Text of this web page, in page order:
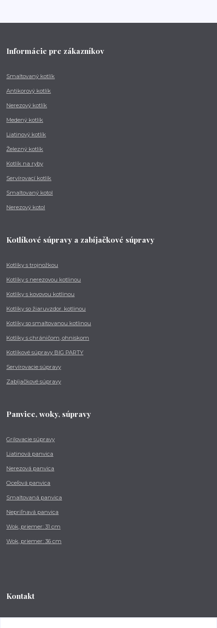
Informácie pre zákazníkov
Smaltovaný kotlík
Antikorový kotlík
Nerezový kotlík
Medený kotlík
Liatinový kotlík
Železný kotlík
Kotlík na ryby
Servírovací kotlík
Smaltovaný kotol
Nerezový kotol
Kotlíkové súpravy a zabíjačkové súpravy
Kotlíky s trojnožkou
Kotlíky s nerezovou kotlinou
Kotlíky s kovovou kotlinou
Kotlíky so žiaruvzdor. kotlinou
Kotlíky so smaltovanou kotlinou
Kotlíky s chráničom, ohniskom
Kotlíkové súpravy BIG PARTY
Servírovacie súpravy
Zabíjačkové súpravy
Panvice, woky, súpravy
Grilovacie súpravy
Liatinová panvica
Nerezová panvica
Oceľová panvica
Smaltovaná panvica
Nepriľnavá panvica
Wok, priemer: 31 cm
Wok, priemer: 36 cm
Kontakt